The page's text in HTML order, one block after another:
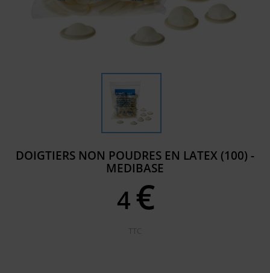
DOIGTIERS NON POUDRES EN LATEX (100) -
MEDIBASE
4 €
TTC